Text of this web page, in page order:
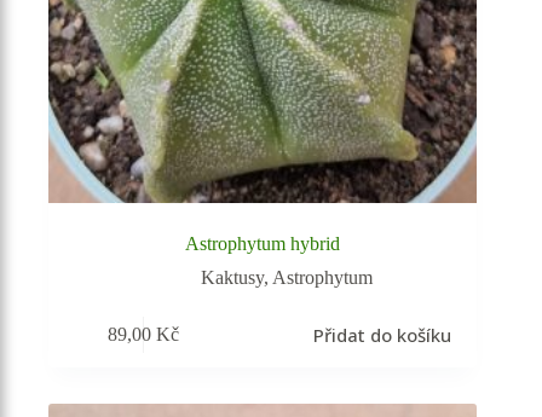
Astrophytum hybrid
Kaktusy, Astrophytum
89,00Kč Přidat do košíku